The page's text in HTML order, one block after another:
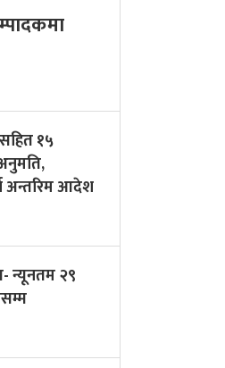
१५
अन्तरिम आदेश
न्यूनतम २९